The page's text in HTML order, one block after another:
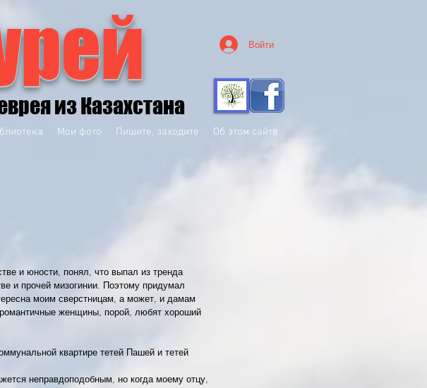
из Казахстана
Войти
Мои фото Пишите, заходите Об этом сайте
и юности, понял, что выпал из тренда
и прочей мизогинии. Поэтому придумал
моим сверстницам, а может, и дамам
женщины, порой, любят хороший
квартире тетей Пашей и тетей
неправдоподобным, но когда моему отцу,